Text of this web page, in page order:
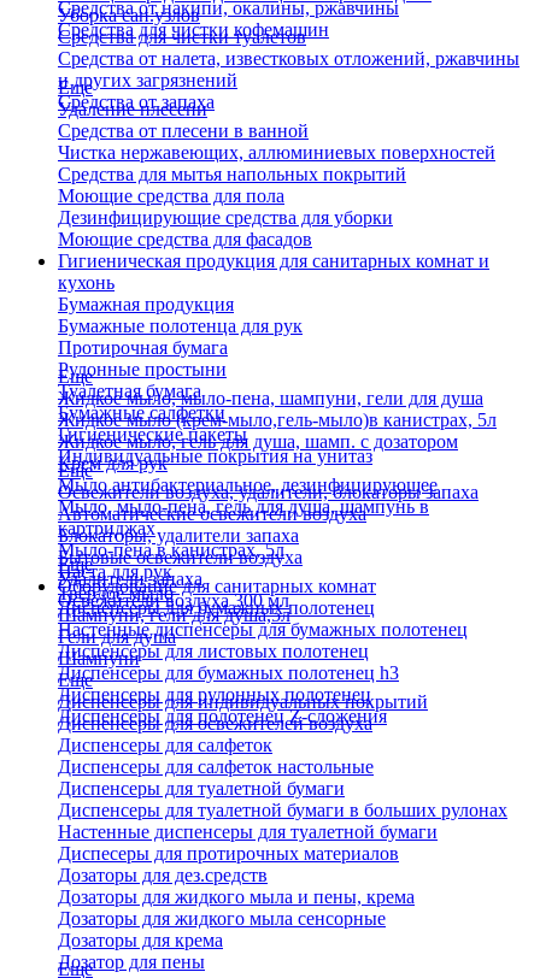
Средства от накипи, окалины, ржавчины
Средства для чистки кофемашин
Уборка сан.узлов
Средства для чистки туалетов
Средства от налета, известковых отложений, ржавчины
и других загрязнений
Средства от запаха
Еще
Удаление плесени
Средства от плесени в ванной
Чистка нержавеющих, аллюминиевых поверхностей
Средства для мытья напольных покрытий
Моющие средства для пола
Дезинфицирующие средства для уборки
Моющие средства для фасадов
Гигиеническая продукция для санитарных комнат и
кухонь
Бумажная продукция
Бумажные полотенца для рук
Протирочная бумага
Рулонные простыни
Туалетная бумага
Бумажные салфетки
Гигиенические пакеты
Индивидуальные покрытия на унитаз
Еще
Жидкое мыло, мыло-пена, шампуни, гели для душа
Жидкое мыло (крем-мыло,гель-мыло)в канистрах, 5л
Жидкое мыло, гель для душа, шамп. с дозатором
Крем для рук
Мыло антибактериальное, дезинфицирующее
Мыло, мыло-пена, гель для душа, шампунь в
картриджах
Мыло-пена в канистрах, 5л
Паста для рук
Твердое мыло
Шампуни, гели для душа,5л
Гели для душа
Шампуни
Еще
Освежители воздуха, удалители, блокаторы запаха
Автоматические освежители воздуха
Блокаторы, удалители запаха
Бытовые освежители воздуха
Удалители запаха
Освежители воздуха 300 мл
Еще
Оборудование для санитарных комнат
Диспенсеры для бумажных полотенец
Настенные диспенсеры для бумажных полотенец
Диспенсеры для листовых полотенец
Диспенсеры для бумажных полотенец h3
Диспенсеры для рулонных полотенец
Диспенсеры для полотенец Z-сложения
Еще
Диспенсеры для индивидуальных покрытий
Диспенсеры для освежителей воздуха
Диспенсеры для салфеток
Диспенсеры для салфеток настольные
Диспенсеры для туалетной бумаги
Диспенсеры для туалетной бумаги в больших рулонах
Настенные диспенсеры для туалетной бумаги
Диспесеры для протирочных материалов
Дозаторы для дез.средств
Дозаторы для жидкого мыла и пены, крема
Дозаторы для жидкого мыла сенсорные
Дозаторы для крема
Дозатор для пены
Еще